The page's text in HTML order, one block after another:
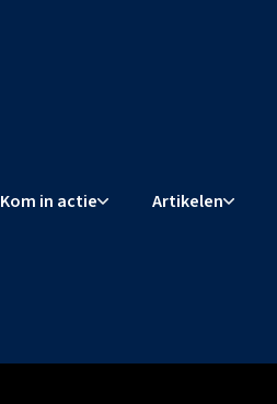
Kom in actie Artikelen